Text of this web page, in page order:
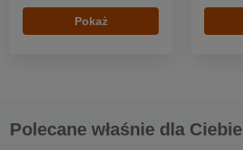
Pokaż
Polecane właśnie dla Ciebie